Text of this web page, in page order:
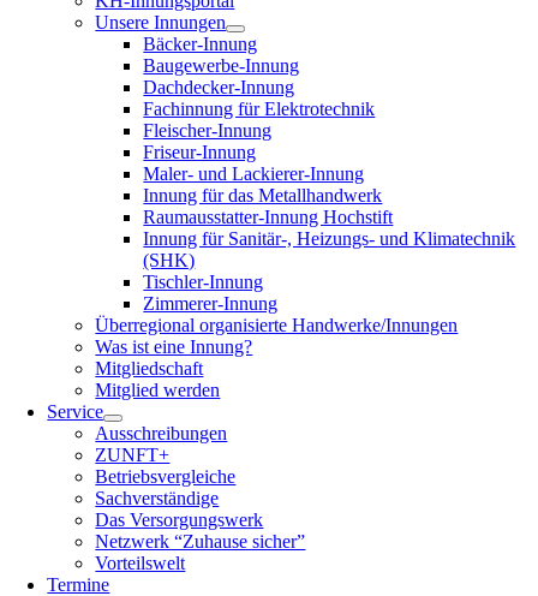
Unsere Innungen
Bäcker-Innung
Baugewerbe-Innung
Dachdecker-Innung
Fachinnung für Elektrotechnik
Fleischer-Innung
Friseur-Innung
Maler- und Lackierer-Innung
Innung für das Metallhandwerk
Raumausstatter-Innung Hochstift
Innung für Sanitär-, Heizungs- und Klimatechnik
(SHK)
Tischler-Innung
Zimmerer-Innung
Überregional organisierte Handwerke/Innungen
Was ist eine Innung?
Mitgliedschaft
Mitglied werden
Service
Ausschreibungen
ZUNFT+
Betriebsvergleiche
Sachverständige
Das Versorgungswerk
Netzwerk “Zuhause sicher”
Vorteilswelt
Termine